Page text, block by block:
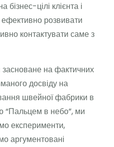
цілі клієнта і
розвивати
контактувати саме з
на фактичних
досвіду на
швейної фабрики в
“Пальцем в небо”, ми
експерименти,
аргументовані